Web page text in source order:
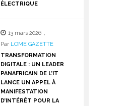
ÉLECTRIQUE
13 mars 2026 ,
Par LOME GAZETTE
TRANSFORMATION
DIGITALE : UN LEADER
PANAFRICAIN DE L’IT
LANCE UN APPEL À
MANIFESTATION
D’INTÉRÊT POUR LA